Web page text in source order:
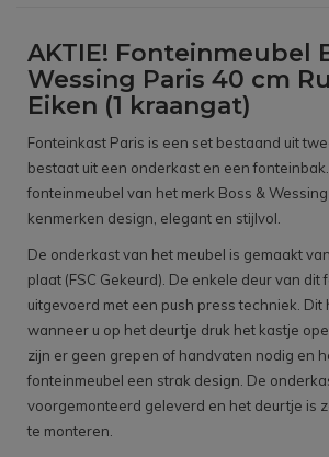
AKTIE! Fonteinmeubel
Wessing Paris 40 cm
Eiken (1 kraangat)
Fonteinkast Paris is een set bestaand uit
bestaat uit een onderkast en een
fonteinmeubel van het merk Boss &
kenmerken design, elegant en stijlvol.
De onderkast van het meubel is gemaakt
plaat (FSC Gekeurd). De enkele deur van dit
uitgevoerd met een push press techniek. Dit
wanneer u op het deurtje druk het kastje
zijn er geen grepen of handvaten nodig en
fonteinmeubel een strak design. De
voorgemonteerd geleverd en het deurtje is
te monteren.